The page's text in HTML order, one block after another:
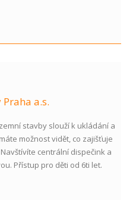
a.s.
stavby slouží k ukládání a
možnost vidět, co zajišťuje
centrální dispečink a
Přístup pro děti od 6ti let.